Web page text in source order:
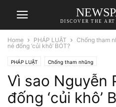
DISCOVER THE
Home PHÁP LUẬT Chống tham
né đống ‘củi khô’ BOT?
PHÁP LUẬT Chống tham nhũng
Vì sao Nguyễn
đống ‘củi khô’